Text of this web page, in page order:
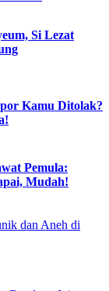
Si Lezat
Kamu Ditolak?
Pemula:
Mudah!
dan Aneh di